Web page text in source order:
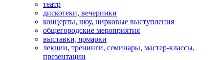
театр
дискотеки, вечеринки
концерты, шоу, цирковые выступления
общегородские мероприятия
выставки, ярмарки
лекции, тренинги, семинары, мастер-классы,
презентации